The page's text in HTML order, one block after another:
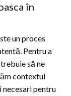
în
un proces
Pentru a
să ne
contextul
necesari pentru